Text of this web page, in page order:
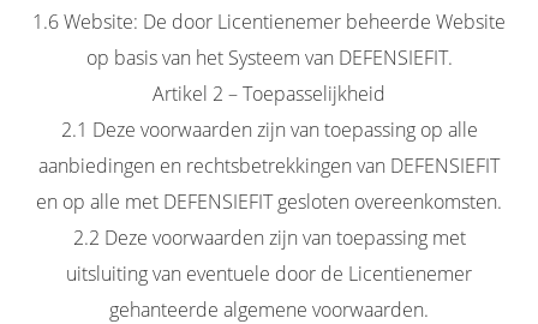
1.6 Website: De door Licentienemer beheerde Website
op basis van het Systeem van DEFENSIEFIT.
Artikel 2 – Toepasselijkheid
2.1 Deze voorwaarden zijn van toepassing op alle
aanbiedingen en rechtsbetrekkingen van DEFENSIEFIT
en op alle met DEFENSIEFIT gesloten overeenkomsten.
2.2 Deze voorwaarden zijn van toepassing met
uitsluiting van eventuele door de Licentienemer
gehanteerde algemene voorwaarden.